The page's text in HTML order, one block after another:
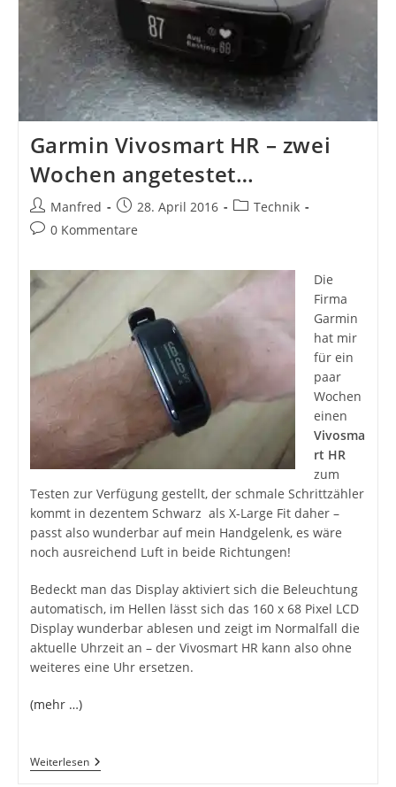
Garmin Vivosmart HR – zwei
Wochen angetestet…
Beitrags-
Autor:
Manfred
Beitrag
veröffentlicht:
28. April 2016
Beitrags-
Technik
Beitrags-
0 Kommentare
Die
Firma
Garmin
hat mir
für ein
paar
Wochen
einen
Vivosma
rt HR
zum
Testen zur Verfügung gestellt, der schmale Schrittzähler
kommt in dezentem Schwarz als X-Large Fit daher –
passt also wunderbar auf mein Handgelenk, es wäre
noch ausreichend Luft in beide Richtungen!
Bedeckt man das Display aktiviert sich die Beleuchtung
automatisch, im Hellen lässt sich das 160 x 68 Pixel LCD
Display wunderbar ablesen und zeigt im Normalfall die
aktuelle Uhrzeit an – der Vivosmart HR kann also ohne
weiteres eine Uhr ersetzen.
(mehr …)
WeiterlesenGarmin
Vivosmart